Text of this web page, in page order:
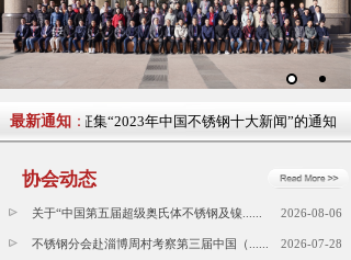
最新通知 ：
关于征集“2023年中国不锈钢十大新闻”的通知
协会动态
关于“中国第五届超级奥氏体不锈钢及镍...... 2026-08-06
不锈钢分会赴淄博周村考察第三届中国（...... 2026-07-28